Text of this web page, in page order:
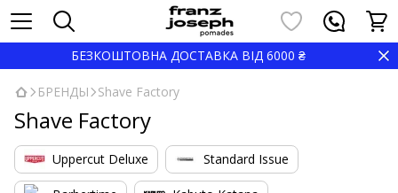
БЕЗКОШТОВНА ДОСТАВКА ВІД 6000 ₴
БРЕНДЫ Shave Factory
Shave Factory
Uppercut Deluxe Standard Issue